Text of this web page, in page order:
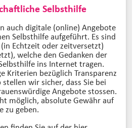
Selbsthilfe
auch digitale (online) Angebote
Selbsthilfe aufgeführt. Es sind
Echtzeit oder zeitversetzt)
welche den Gedanken der
ins Internet tragen.
Kriterien bezüglich Transparenz
wir sicher, dass Sie bei
Angebote stossen.
möglich, absolute Gewähr auf
zu geben.